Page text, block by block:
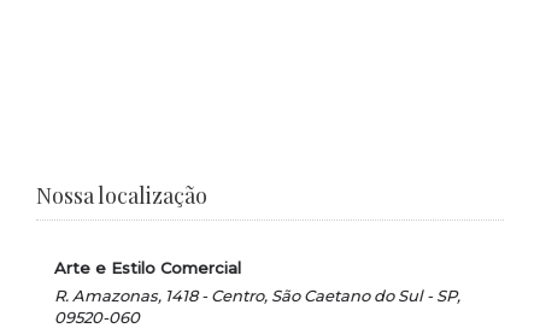
Nossa localização
Arte e Estilo Comercial
R. Amazonas, 1418 - Centro, São Caetano do Sul - SP,
09520-060